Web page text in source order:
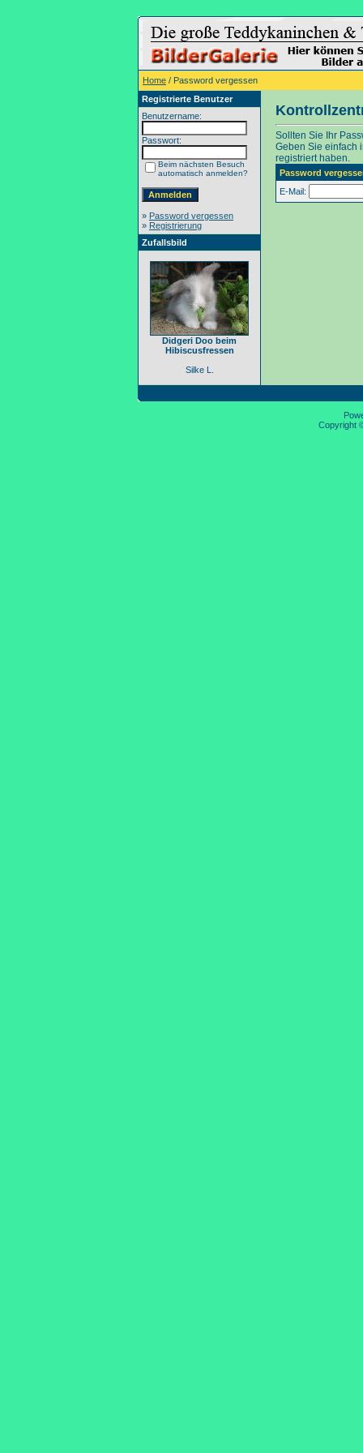
Home / Password vergessen
Registrierte Benutzer
Benutzername:
Passwort:
Beim nächsten Besuch
automatisch anmelden?
» Password vergessen
» Registrierung
Zufallsbild
Didgeri Doo beim
Hibiscusfressen
Silke L.
Sollten Sie Ihr
Geben Sie einfach
registriert haben.
Password
E-Mail:
Copyright